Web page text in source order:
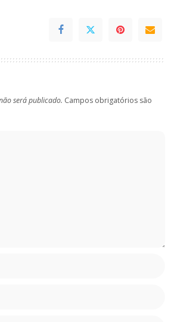
será publicado. Campos obrigatórios são